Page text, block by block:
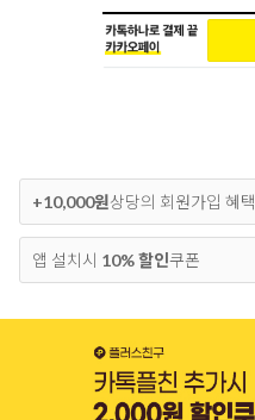
+10,000원상당의 회원가입 혜택
앱 설치시 10% 할인쿠폰